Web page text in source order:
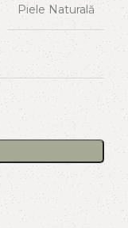
Piele Naturală